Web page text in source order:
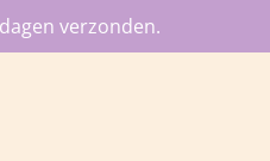
verzonden.